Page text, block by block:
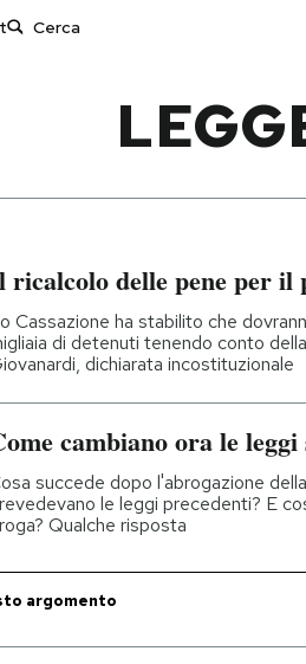
Moda
Ok Boomer!
Media
Europa
Altrecose
Mondiali calcio 2026
ricalcolo delle pene per il
Cassazione ha stabilito che
di detenuti tenendo conto
dichiarata incostituzionale
cambiano ora le
succede dopo l'abrogazione
le leggi precedenti? E
Qualche risposta
argomento